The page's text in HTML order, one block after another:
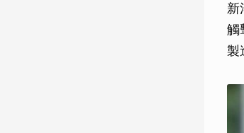
新
觸
製